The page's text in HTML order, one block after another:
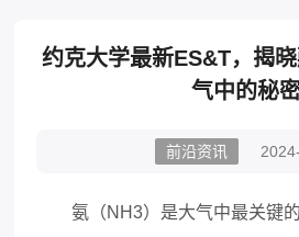
约克大学最新ES&T，揭
气中的秘
前沿资讯
氨（NH3）是大气中最关键